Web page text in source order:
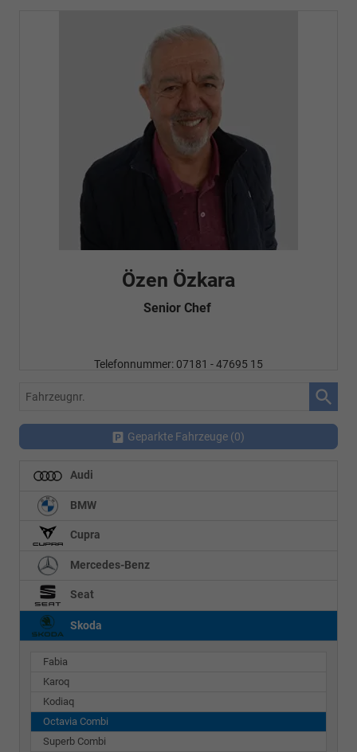
Özen Özkara
Senior Chef
Telefonnummer: 07181 - 47695 15
Fahrzeugnr.
Geparkte Fahrzeuge (0)
Audi
BMW
Cupra
Mercedes-Benz
Seat
Skoda
Fabia
Karoq
Kodiaq
Octavia Combi
Superb Combi